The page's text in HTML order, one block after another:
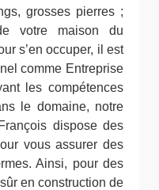
grosses pierres ;
votre maison du
s’en occuper, il est
comme Entreprise
les compétences
le domaine, notre
dispose des
vous assurer des
Ainsi, pour des
en construction de